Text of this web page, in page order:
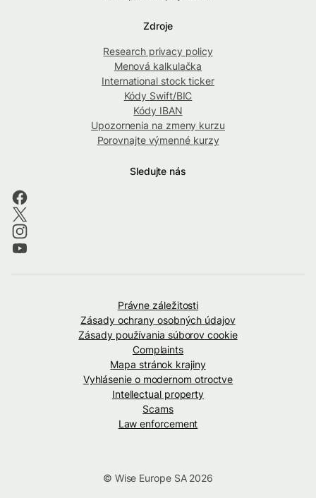
Zdroje
Research privacy policy
Menová kalkulačka
International stock ticker
Kódy Swift/BIC
Kódy IBAN
Upozornenia na zmeny kurzu
Porovnajte výmenné kurzy
Sledujte nás
Právne záležitosti
Zásady ochrany osobných údajov
Zásady používania súborov cookie
Complaints
Mapa stránok krajiny
Vyhlásenie o modernom otroctve
Intellectual property
Scams
Law enforcement
© Wise Europe SA 2026